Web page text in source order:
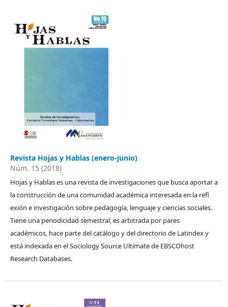
Revista Hojas y Hablas (enero-junio)
Núm. 15 (2018)
Hojas y Hablas es una revista de investigaciones que busca aportar a
la construcción de una comunidad académica interesada en la refl
exión e investigación sobre pedagogía, lenguaje y ciencias sociales.
Tiene una periodicidad semestral, es arbitrada por pares
académicos, hace parte del catálogo y del directorio de Latindex y
está indexada en el Sociology Source Ultimate de EBSCOhost
Research Databases.